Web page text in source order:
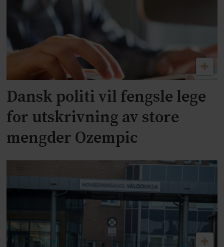
Dansk politi vil fengsle lege
for utskrivning av store
mengder Ozempic